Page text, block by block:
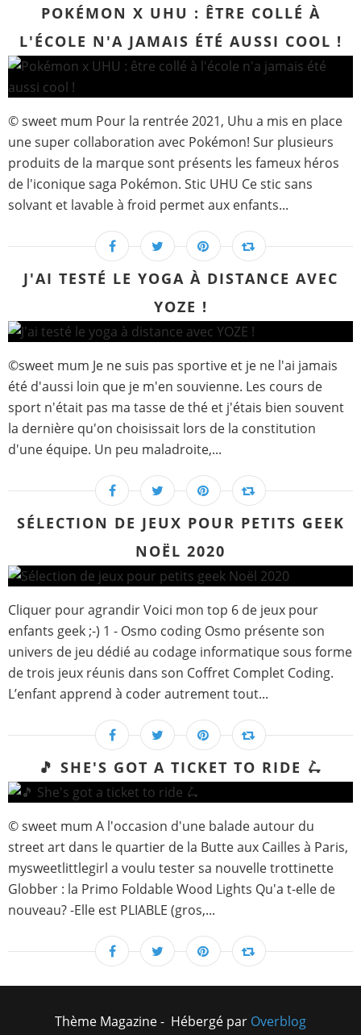
POKÉMON X UHU : ÊTRE COLLÉ À
L'ÉCOLE N'A JAMAIS ÉTÉ AUSSI COOL !
© sweet mum Pour la rentrée 2021, Uhu a mis en place
une super collaboration avec Pokémon! Sur plusieurs
produits de la marque sont présents les fameux héros
de l'iconique saga Pokémon. Stic UHU Ce stic sans
solvant et lavable à froid permet aux enfants...
J'AI TESTÉ LE YOGA À DISTANCE AVEC
YOZE !
©sweet mum Je ne suis pas sportive et je ne l'ai jamais
été d'aussi loin que je m'en souvienne. Les cours de
sport n'était pas ma tasse de thé et j'étais bien souvent
la dernière qu'on choisissait lors de la constitution
d'une équipe. Un peu maladroite,...
SÉLECTION DE JEUX POUR PETITS GEEK
NOËL 2020
Cliquer pour agrandir Voici mon top 6 de jeux pour
enfants geek ;-) 1 - Osmo coding Osmo présente son
univers de jeu dédié au codage informatique sous forme
de trois jeux réunis dans son Coffret Complet Coding.
L’enfant apprend à coder autrement tout...
🎵 SHE'S GOT A TICKET TO RIDE 🛴
© sweet mum A l'occasion d'une balade autour du
street art dans le quartier de la Butte aux Cailles à Paris,
mysweetlittlegirl a voulu tester sa nouvelle trottinette
Globber : la Primo Foldable Wood Lights Qu'a t-elle de
nouveau? -Elle est PLIABLE (gros,...
Thème Magazine - Hébergé par Overblog